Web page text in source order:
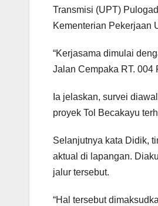
Transmisi (UPT)
Kementerian Pekerjaan
“Kerjasama dimulai
Jalan Cempaka RT. 004
Ia jelaskan, survei
proyek Tol Becakayu
Selanjutnya kata Didik,
aktual di lapangan.
jalur tersebut.
“Hal tersebut